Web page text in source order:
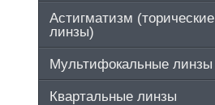
Астигматизм (торические
линзы)
Мультифокальные линзы
Квартальные линзы